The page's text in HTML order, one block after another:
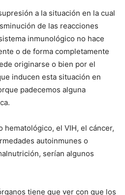
a la situación en la cual
de las reacciones
inmunológico no hace
o de forma completamente
originarse o bien por el
inducen esta situación en
padecemos alguna
hematológico, el VIH, el cáncer,
autoinmunes o
serían algunos
tiene que ver con que los